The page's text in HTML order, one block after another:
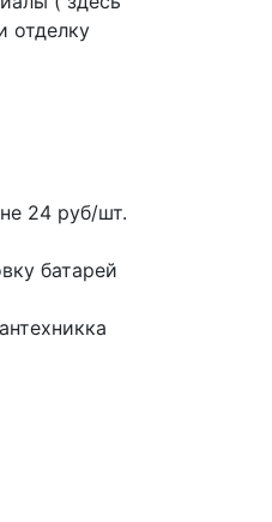
отделку
24 руб/шт.
батарей